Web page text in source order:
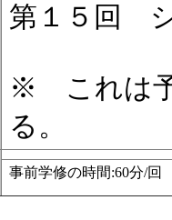
第１５回
※ これは予
る。
事前学修の時間:60分